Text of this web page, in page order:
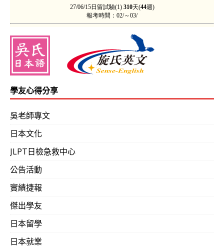
學友心得分享
吳老師專文
日本文化
JLPT日檢急救中心
公告活動
實績捷報
傑出學友
日本留學
日本就業